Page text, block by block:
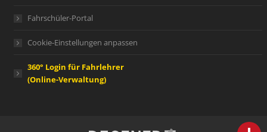
Fahrschüler-Portal
Cookie-Einstellungen anpassen
360° Login für Fahrlehrer
(Online-Verwaltung)